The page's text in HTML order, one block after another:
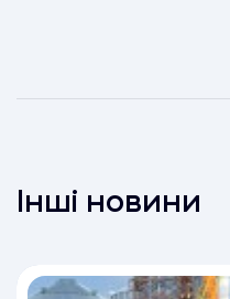
Інші новини